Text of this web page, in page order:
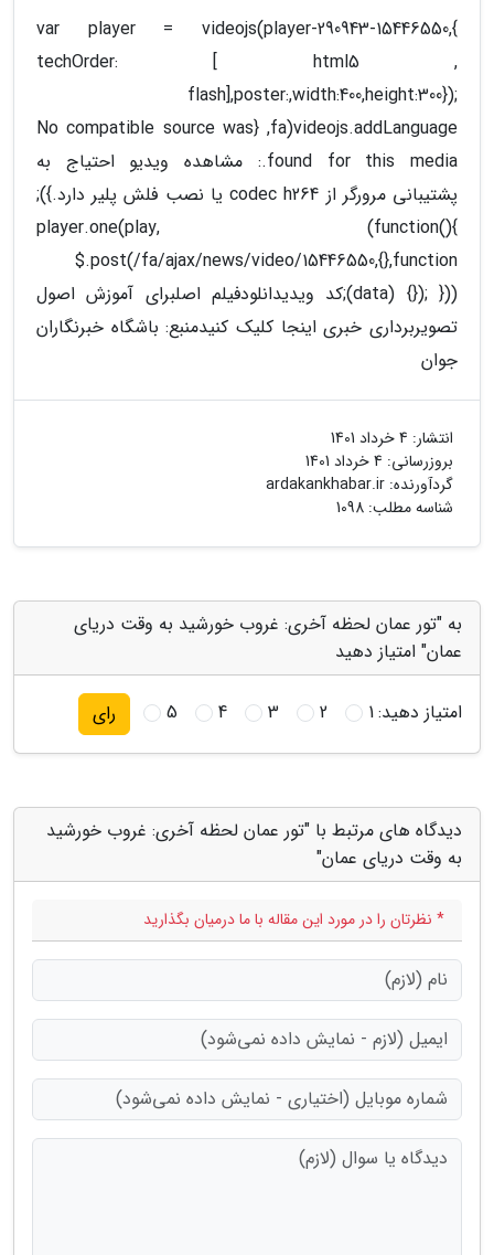
var player = videojs(player-290943-15446550,{
techOrder: [ html5 ,
flash],poster:,width:400,height:300});
videojs.addLanguage(fa, {No compatible source was
found for this media.: مشاهده ویدیو احتیاج به
پشتیبانی مرورگر از codec h264 یا نصب فلش پلیر دارد.});
player.one(play, (function(){
$.post(/fa/ajax/news/video/15446550,{},function
(data) {}); }));کد ویدیدانلودفیلم اصلبرای آموزش اصول
تصویربرداری خبری اینجا کلیک کنیدمنبع: باشگاه خبرنگاران
جوان
انتشار: 4 خرداد 1401
بروزرسانی: 4 خرداد 1401
گردآورنده: ardakankhabar.ir
شناسه مطلب: 1098
به "تور عمان لحظه آخری: غروب خورشید به وقت دریای
عمان" امتیاز دهید
امتیاز دهید:1
2
3
4
5 رای
دیدگاه های مرتبط با "تور عمان لحظه آخری: غروب خورشید
به وقت دریای عمان"
* نظرتان را در مورد این مقاله با ما درمیان بگذارید